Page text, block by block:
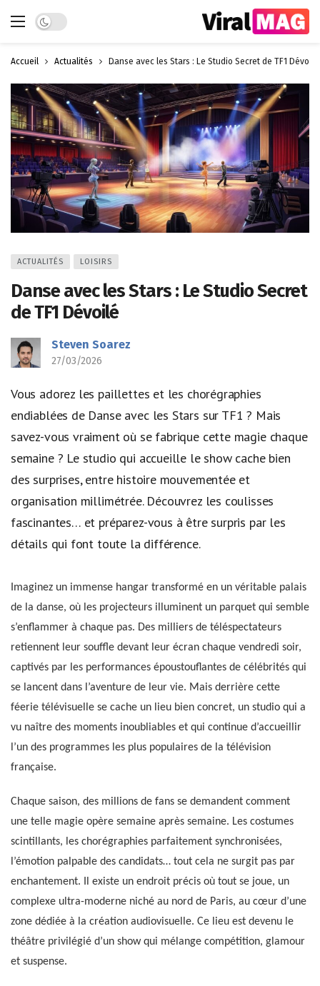
Dark mode
Accueil Actualités Danse avec les Stars : Le Studio Secret de TF1 Dévoilé
ACTUALITÉS LOISIRS
Danse avec les Stars : Le Studio Secret
de TF1 Dévoilé
Steven Soarez
27/03/2026
Vous adorez les paillettes et les chorégraphies
endiablées de Danse avec les Stars sur TF1 ? Mais
savez-vous vraiment où se fabrique cette magie chaque
semaine ? Le studio qui accueille le show cache bien
des surprises, entre histoire mouvementée et
organisation millimétrée. Découvrez les coulisses
fascinantes… et préparez-vous à être surpris par les
détails qui font toute la différence.
Imaginez un immense hangar transformé en un véritable palais
de la danse, où les projecteurs illuminent un parquet qui semble
s’enflammer à chaque pas. Des milliers de téléspectateurs
retiennent leur souffle devant leur écran chaque vendredi soir,
captivés par les performances époustouflantes de célébrités qui
se lancent dans l’aventure de leur vie. Mais derrière cette
féerie télévisuelle se cache un lieu bien concret, un studio qui a
vu naître des moments inoubliables et qui continue d’accueillir
l’un des programmes les plus populaires de la télévision
française.
Chaque saison, des millions de fans se demandent comment
une telle magie opère semaine après semaine. Les costumes
scintillants, les chorégraphies parfaitement synchronisées,
l’émotion palpable des candidats… tout cela ne surgit pas par
enchantement. Il existe un endroit précis où tout se joue, un
complexe ultra-moderne niché au nord de Paris, au cœur d’une
zone dédiée à la création audiovisuelle. Ce lieu est devenu le
théâtre privilégié d’un show qui mélange compétition, glamour
et suspense.